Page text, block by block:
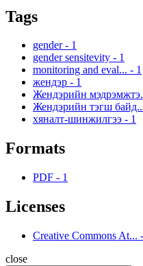
Tags
gender - 1
gender sensitevity - 1
monitoring and eval... - 1
жендэр - 1
Жендэрийн
Жендэрийн тэгш
хяналт-шинжилгээ - 1
Formats
PDF - 1
Licenses
Creative Commons At... -
close